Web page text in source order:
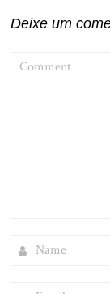
Deixe um